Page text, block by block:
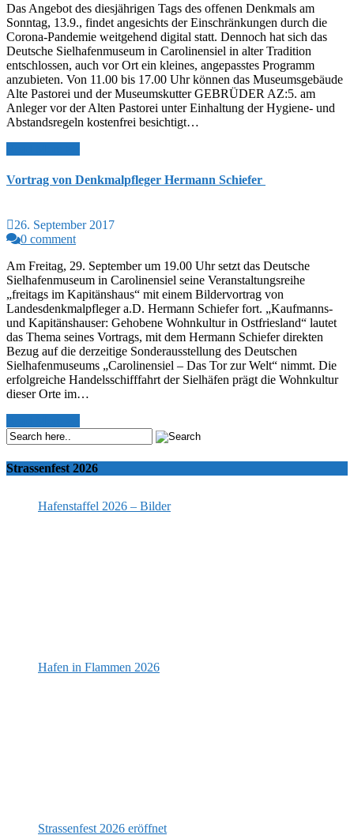
Das Angebot des diesjährigen Tags des offenen Denkmals am
Sonntag, 13.9., findet angesichts der Einschränkungen durch die
Corona-Pandemie weitgehend digital statt. Dennoch hat sich das
Deutsche Sielhafenmuseum in Carolinensiel in alter Tradition
entschlossen, auch vor Ort ein kleines, angepasstes Programm
anzubieten. Von 11.00 bis 17.00 Uhr können das Museumsgebäude
Alte Pastorei und der Museumskutter GEBRÜDER AZ:5. am
Anleger vor der Alten Pastorei unter Einhaltung der Hygiene- und
Abstandsregeln kostenfrei besichtigt…
Vortrag von Denkmalpfleger Hermann Schiefer
26. September 2017
0 comment
Am Freitag, 29. September um 19.00 Uhr setzt das Deutsche
Sielhafenmuseum in Carolinensiel seine Veranstaltungsreihe
„freitags im Kapitänshaus“ mit einem Bildervortrag von
Landesdenkmalpfleger a.D. Hermann Schiefer fort. „Kaufmanns-
und Kapitänshauser: Gehobene Wohnkultur in Ostfriesland“ lautet
das Thema seines Vortrags, mit dem Hermann Schiefer direkten
Bezug auf die derzeitige Sonderausstellung des Deutschen
Sielhafenmuseums „Carolinensiel – Das Tor zur Welt“ nimmt. Die
erfolgreiche Handelsschifffahrt der Sielhäfen prägt die Wohnkultur
dieser Orte im…
Strassenfest 2026
Hafenstaffel 2026 – Bilder
Hafen in Flammen 2026
Strassenfest 2026 eröffnet